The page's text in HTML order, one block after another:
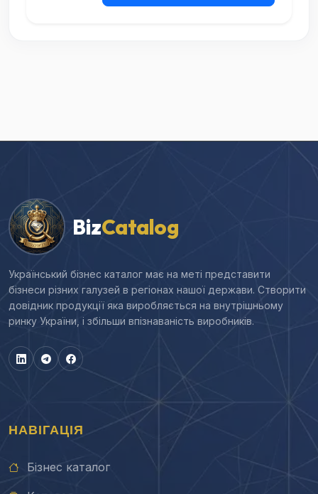
BizCatalog
Український бізнес каталог має на меті представити
бізнеси різних галузей в регіонах нашої держави. Створити
довідник продукції яка виробляється на внутрішньому
ринку України, і збільши впізнаваність виробників.
НАВІГАЦІЯ
Бізнес каталог